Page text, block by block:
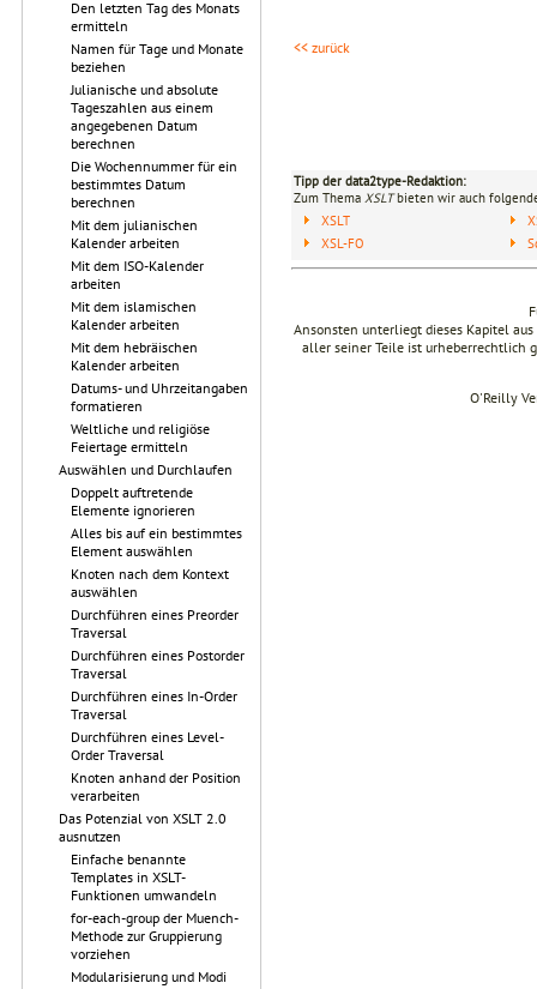
Den letzten Tag des Monats
ermitteln
Namen für Tage und Monate
beziehen
Julianische und absolute
Tageszahlen aus einem
angegebenen Datum
berechnen
Die Wochennummer für ein
bestimmtes Datum
berechnen
Mit dem julianischen
Kalender arbeiten
Mit dem ISO-Kalender
arbeiten
Mit dem islamischen
Kalender arbeiten
Mit dem hebräischen
Kalender arbeiten
Datums- und Uhrzeitangaben
formatieren
Weltliche und religiöse
Feiertage ermitteln
Auswählen und Durchlaufen
Doppelt auftretende
Elemente ignorieren
Alles bis auf ein bestimmtes
Element auswählen
Knoten nach dem Kontext
auswählen
Durchführen eines Preorder
Traversal
Durchführen eines Postorder
Traversal
Durchführen eines In-Order
Traversal
Durchführen eines Level-
Order Traversal
Knoten anhand der Position
verarbeiten
Das Potenzial von XSLT 2.0
ausnutzen
Einfache benannte
Templates in XSLT-
Funktionen umwandeln
for-each-group der Muench-
Methode zur Gruppierung
vorziehen
Modularisierung und Modi
<< zurück
Tipp der data2type-Redaktion:
Zum Thema XSLTbieten wir auch
XSLT
XSL-FO
Ansonsten unterliegt dieses Kapitel aus
aller seiner Teile ist urheberrechtlich
O'Reilly